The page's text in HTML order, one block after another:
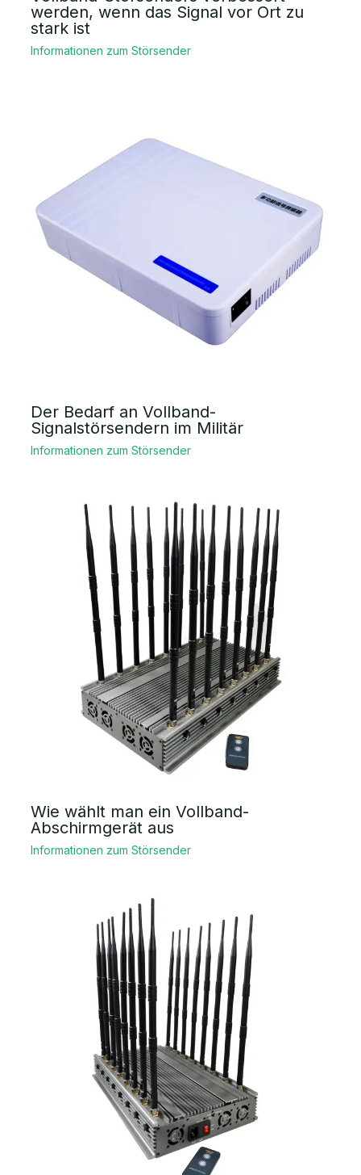
werden, wenn das Signal vor Ort zu
stark ist
Informationen zum Störsender
Der Bedarf an Vollband-
Signalstörsendern im Militär
Informationen zum Störsender
Wie wählt man ein Vollband-
Abschirmgerät aus
Informationen zum Störsender